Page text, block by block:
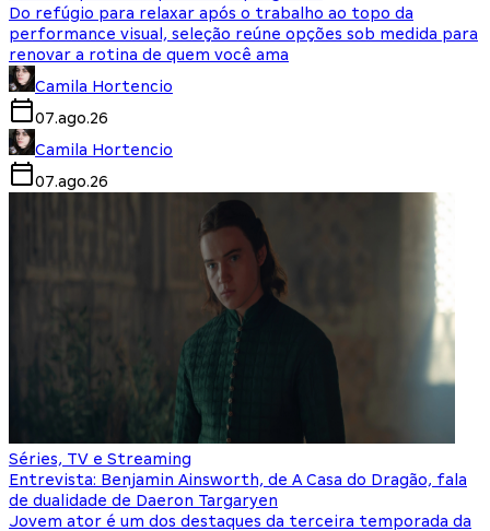
Do refúgio para relaxar após o trabalho ao topo da
performance visual, seleção reúne opções sob medida para
renovar a rotina de quem você ama
Camila Hortencio
07.ago.26
Camila Hortencio
07.ago.26
Séries, TV e Streaming
Entrevista: Benjamin Ainsworth, de A Casa do Dragão, fala
de dualidade de Daeron Targaryen
Jovem ator é um dos destaques da terceira temporada da